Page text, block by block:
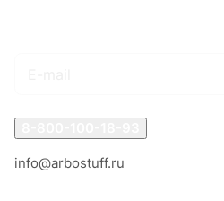
info@arbostuff.ru